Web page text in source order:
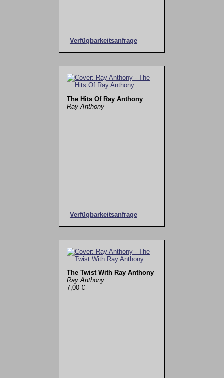
Verfügbarkeitsanfrage
The Hits Of Ray Anthony
Ray Anthony
Verfügbarkeitsanfrage
The Twist With Ray Anthony
Ray Anthony
7,00 €